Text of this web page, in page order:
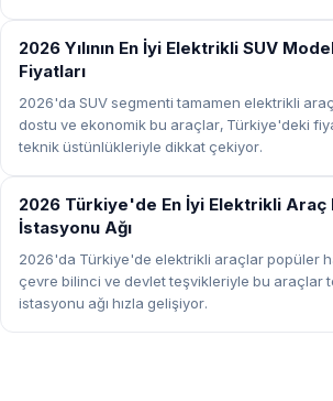
ELEKTRIKLI ARAÇLAR
2026 Yılının En İyi Elektrikli SUV
Fiyatları
2026'da SUV segmenti tamamen elektrikli
dostu ve ekonomik bu araçlar, Türkiye'deki
teknik üstünlükleriyle dikkat çekiyor.
ELEKTRIKLI ARAÇLAR
2026 Türkiye'de En İyi Elektrikli
İstasyonu Ağı
2026'da Türkiye'de elektrikli araçlar popüler
çevre bilinci ve devlet teşvikleriyle bu araçlar
istasyonu ağı hızla gelişiyor.